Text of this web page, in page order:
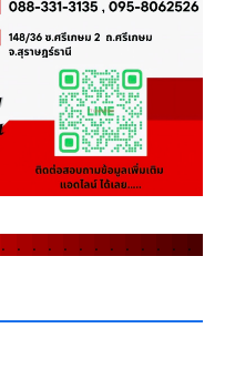
. . . . . . . . . . . . .